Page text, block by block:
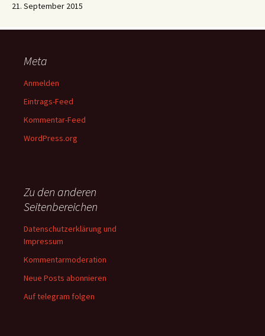
21. September 2015
Meta
Anmelden
Eintrags-Feed
Kommentar-Feed
WordPress.org
Zu den anderen
Seitenbereichen
Datenschutzerklärung und
Impressum
Kommentarmoderation
Neue Posts abonnieren
Auf telegram folgen